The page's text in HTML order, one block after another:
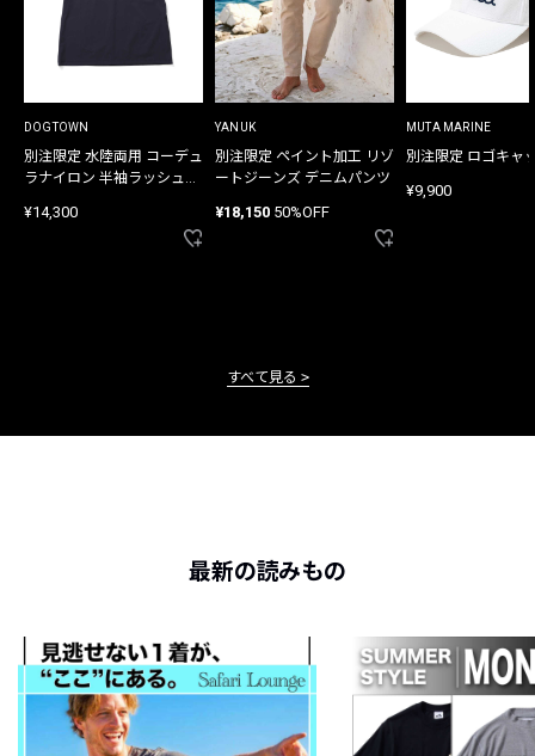
DOGTOWN
別注限定 水陸両用 コーデュ
ラナイロン 半袖ラッシュガ
¥14,300
YANUK
別注限定 ペイント加工 リゾ
ートジーンズ デニムパンツ
¥18,150 50%OFF
MUTA MARINE
別注限定 ロゴキャ
¥9,900
すべて見る
最新の読みもの